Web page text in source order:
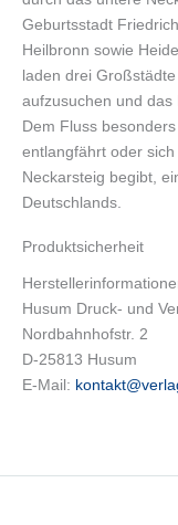
Geburtsstadt
Heilbronn sowie
laden drei
aufzusuchen und das
Dem Fluss
entlangfährt oder
Neckarsteig begibt,
Deutschlands.
Produktsicherheit
Husum Druck- und
Nordbahnhofstr. 2
D-25813 Husum
E-Mail: